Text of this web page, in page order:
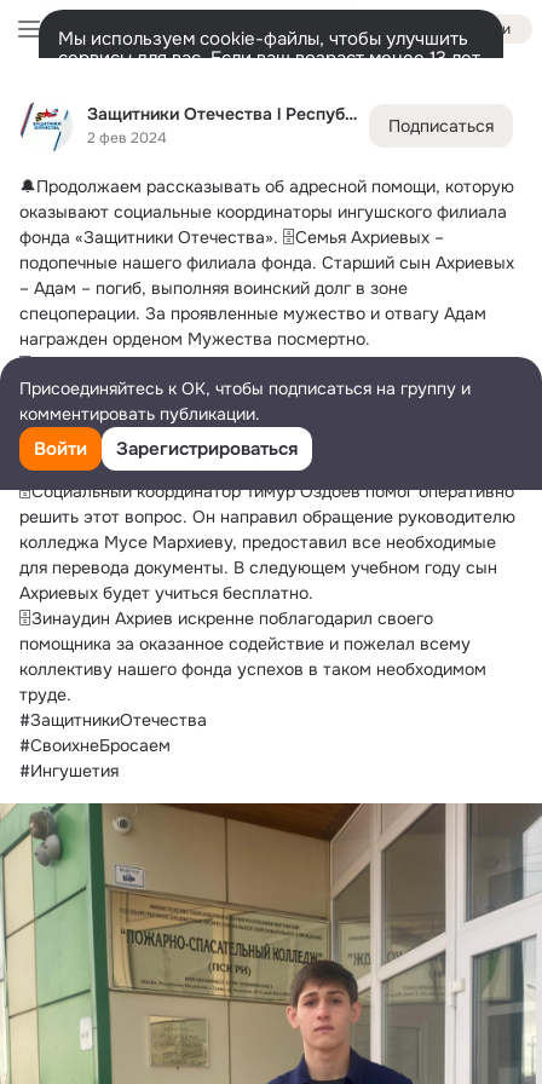
Защитники Отечества l Республика Ингушетия
2 фев 2024
Подписаться
🔔Продолжаем рассказывать об адресной помощи, которую
оказывают социальные координаторы ингушского филиала
фонда «Защитники Отечества». 🗄Семья Ахриевых –
подопечные нашего филиала фонда. Старший сын Ахриевых
– Адам – погиб, выполняя воинский долг в зоне
спецоперации. За проявленные мужество и отвагу Адам
награжден орденом Мужества посмертно.
🗄Отец героя, Зинаудин Ахриев, обратился в наш филиал
фонда с просьбой посодействовать ему в переводе  его
младшего сына с платного обучения на бюджетное. Юноша
учится на первом курсе «Пожарно-спасательного
колледжа».
🗄Социальный координатор Тимур Оздоев помог оперативно
решить этот вопрос. Он направил обращение руководителю
колледжа Мусе Мархиеву, предоставил все необходимые
для перевода документы. В следующем учебном году сын
Ахриевых будет учиться бесплатно.
🗄Зинаудин Ахриев искренне поблагодарил своего
помощника за оказанное содействие и пожелал всему
коллективу нашего фонда успехов в таком необходимом
труде.
#ЗащитникиОтечества
#СвоихнеБросаем
#Ингушетия
Войти
Мы используем cookie-файлы, чтобы улучшить
сервисы для вас. Если ваш возраст менее 13 лет,
Разрешить все
Лента Участники Фото Ещё
Дополнительная
колонка
Всё2 094 Обсуждаемые
Присоединяйтесь к ОК, чтобы подписаться на группу и
комментировать публикации.
Войти Зарегистрироваться